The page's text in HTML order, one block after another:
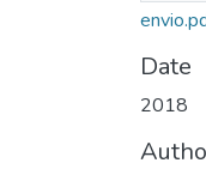
Date
2018